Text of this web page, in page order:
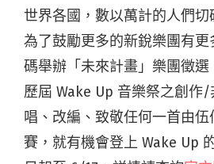
世界各國，數以萬計的人們切
為了鼓勵更多的新銳樂團有
碼舉辦「未來計畫」樂團徵
歷屆 Wake Up 音樂祭之創作
唱、改編、致敬任何一首由
賽，就有機會登上 Wake Up